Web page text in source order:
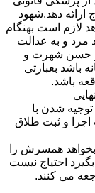
ارائه دهد.شهود
لازم است بهنگام
مرد و به عدالت
و حسن شهرت و
باشد بعبارتی
باشد.
توجیه شدن با
و ثبت طلاق
همسرش را
احتیاج نیست
می کنند.